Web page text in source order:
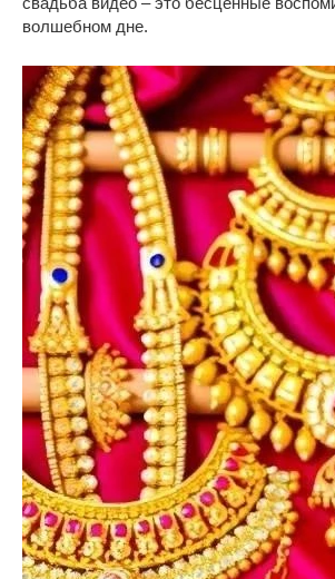
волшебном дне.